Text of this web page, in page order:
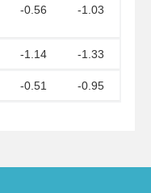
-0.56 -1.03
-1.14 -1.33
-0.51 -0.95